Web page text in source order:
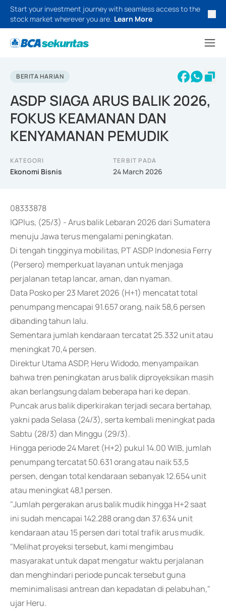
Start your investment journey with seamless access to the
stock market wherever you are. Learn More
BERITA HARIAN
ASDP SIAGA ARUS BALIK 2026,
FOKUS KEAMANAN DAN
KENYAMANAN PEMUDIK
KATEGORI
Ekonomi Bisnis
TERBIT PADA
24 March 2026
08333878
IQPlus, (25/3) - Arus balik Lebaran 2026 dari Sumatera
menuju Jawa terus mengalami peningkatan.
Di tengah tingginya mobilitas, PT ASDP Indonesia Ferry
(Persero) memperkuat layanan untuk menjaga
perjalanan tetap lancar, aman, dan nyaman.
Data Posko per 23 Maret 2026 (H+1) mencatat total
penumpang mencapai 91.657 orang, naik 58,6 persen
dibanding tahun lalu.
Sementara jumlah kendaraan tercatat 25.332 unit atau
meningkat 70,4 persen.
Direktur Utama ASDP, Heru Widodo, menyampaikan
bahwa tren peningkatan arus balik diproyeksikan masih
akan berlangsung dalam beberapa hari ke depan.
Puncak arus balik diperkirakan terjadi secara bertahap,
yakni pada Selasa (24/3), serta kembali meningkat pada
Sabtu (28/3) dan Minggu (29/3).
Hingga periode 24 Maret (H+2) pukul 14.00 WIB, jumlah
penumpang tercatat 50.631 orang atau naik 53,5
persen, dengan total kendaraan sebanyak 12.654 unit
atau meningkat 48,1 persen.
"Jumlah pergerakan arus balik mudik hingga H+2 saat
ini sudah mencapai 142.288 orang dan 37.634 unit
kendaraan atau 15 persen dari total trafik arus mudik.
"Melihat proyeksi tersebut, kami mengimbau
masyarakat untuk dapat mengatur waktu perjalanan
dan menghindari periode puncak tersebut guna
meminimalisasi antrean dan kepadatan di pelabuhan,"
ujar Heru.